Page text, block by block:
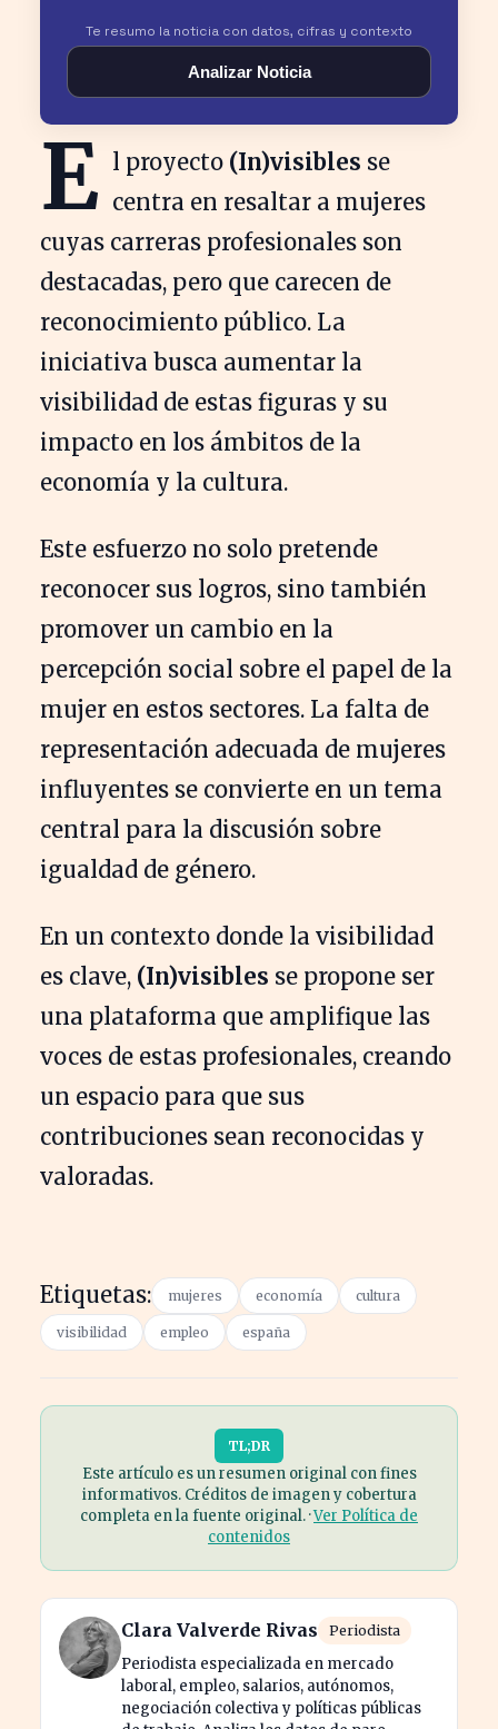
Te resumo la noticia con datos, cifras y contexto
Analizar Noticia
E l proyecto (In)visibles se
centra en resaltar a mujeres
cuyas carreras profesionales son
destacadas, pero que carecen de
reconocimiento público. La
iniciativa busca aumentar la
visibilidad de estas figuras y su
impacto en los ámbitos de la
economía y la cultura.
Este esfuerzo no solo pretende
reconocer sus logros, sino también
promover un cambio en la
percepción social sobre el papel de la
mujer en estos sectores. La falta de
representación adecuada de mujeres
influyentes se convierte en un tema
central para la discusión sobre
igualdad de género.
En un contexto donde la visibilidad
es clave, (In)visibles se propone ser
una plataforma que amplifique las
voces de estas profesionales, creando
un espacio para que sus
contribuciones sean reconocidas y
valoradas.
Etiquetas: mujeres economía cultura
visibilidad empleo españa
TL;DR
Este artículo es un resumen original con fines
informativos. Créditos de imagen y cobertura
completa en la fuente original. ·Ver Política de
contenidos
Clara Valverde Rivas Periodista
Periodista especializada en mercado
laboral, empleo, salarios, autónomos,
negociación colectiva y políticas públicas